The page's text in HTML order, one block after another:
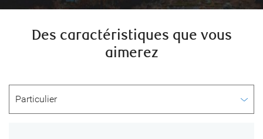
Des caractéristiques que vous
aimerez